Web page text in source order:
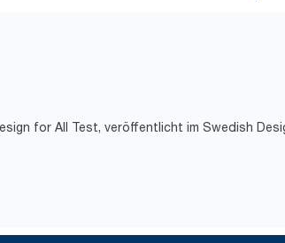
for All Test, veröffentlicht im Swedish